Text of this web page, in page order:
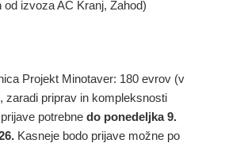
od izvoza AC Kranj, Zahod)
Projekt Minotaver: 180 evrov (v
zaradi priprav in kompleksnosti
potrebne do ponedeljka 9.
Kasneje bodo prijave možne po